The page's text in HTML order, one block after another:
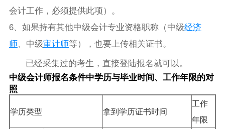
会计工作，必须提供此项）。
6、如果持有其他中级会计专业资格职称（中级经济
师、中级审计师等），也要上传相关证书。
已经采集过的考生，直接登陆报名就可以。
中级会计师报名条件中学历与毕业时间、工作年限的对
照
学历类型 拿到学历证书时间
工作
年限